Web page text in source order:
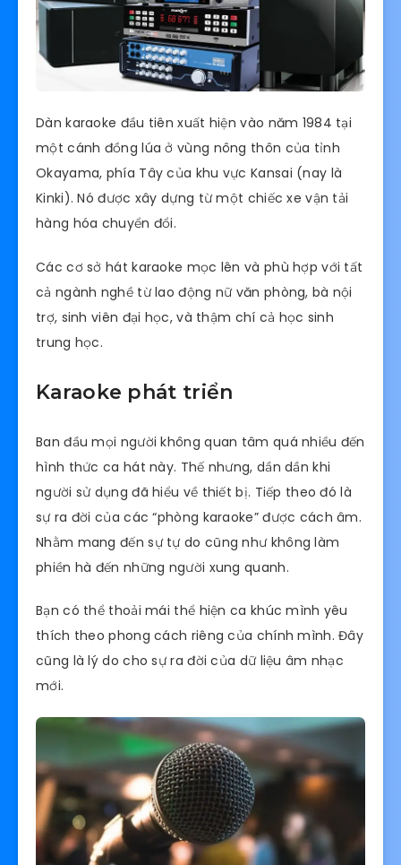
Dàn karaoke đầu tiên xuất hiện vào năm 1984 tại
một cánh đồng lúa ở vùng nông thôn của tỉnh
Okayama, phía Tây của khu vực Kansai (nay là
Kinki). Nó được xây dựng từ một chiếc xe vận tải
hàng hóa chuyển đổi.
Các cơ sở hát karaoke mọc lên và phù hợp với tất
cả ngành nghề từ lao động nữ văn phòng, bà nội
trợ, sinh viên đại học, và thậm chí cả học sinh
trung học.
Karaoke phát triển
Ban đầu mọi người không quan tâm quá nhiều đến
hình thức ca hát này. Thế nhưng, dần dần khi
người sử dụng đã hiểu về thiết bị. Tiếp theo đó là
sự ra đời của các “phòng karaoke” được cách âm.
Nhằm mang đến sự tự do cũng như không làm
phiền hà đến những người xung quanh.
Bạn có thể thoải mái thể hiện ca khúc mình yêu
thích theo phong cách riêng của chính mình. Đây
cũng là lý do cho sự ra đời của dữ liệu âm nhạc
mới.